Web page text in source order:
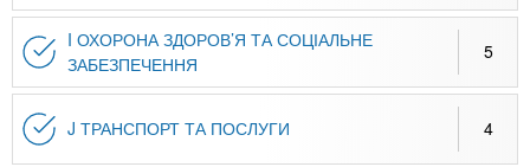
I ОХОРОНА ЗДОРОВ’Я ТА СОЦІАЛЬНЕ
ЗАБЕЗПЕЧЕННЯ
5
J ТРАНСПОРТ ТА ПОСЛУГИ 4